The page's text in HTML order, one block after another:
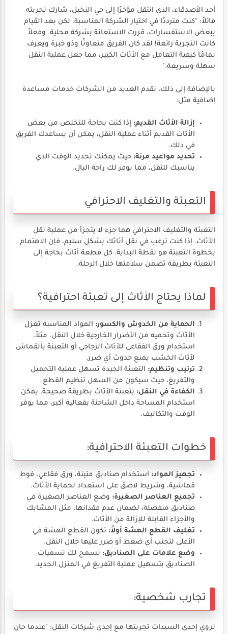
أحد الأصدقاء، الذي انتقل مؤخرًا إلى حي النخيل، شارك تجربته
قائلاً: "كنت مترددًا في اختيار الشركة المناسبة، لكن بعد القيام
ببعض الاستفسارات، قررت الاستعانة بشركة محلية. وفعلاً
كانت التجربة رائعة! لقد كان الفريق متعاونًا وذو خبرة ويعرف
تمامًا كيفية التعامل مع الأثاث الكبير، مما جعل عملية النقل
سهلة وسريعة."
بالإضافة إلى ذلك، تقدم العديد من الشركات خدمات مساعدة
إضافية مثل:
إزالة الأثاث القديم: إذا كنت بحاجة للتخلص من بعض
الأثاث القديم أثناء عملية النقل، يمكن أن يساعدك الفريق
في ذلك.
تحديد مواعيد مرنة: حيث يمكنك تحديد الوقت الذي
يناسبك للنقل، مما يوفر لك راحة البال.
التعبئة والتغليف الاحترافي
التعبئة والتغليف الاحترافي هما جزء لا يتجزأ من عملية نقل
الأثاث. إذا كنت ترغب في نقل أثاثك بشكل سليم، فإن الاهتمام
بخطوة التعبئة هو نقطة البداية. كل قطعة أثاث بحاجة إلى
التعبئة بطريقة تضمن سلامتها خلال الرحلة.
لماذا يحتاج الأثاث إلى تعبئة احترافية؟
الحماية من الخدوش والكسور: المواد المناسبة تعزل
الأثاث وتحميه من الأضرار الخارجية خلال النقل. مثلاً،
استخدام ورق الفقاعي للأثاث الزجاجي أو التعبئة بالقماش
لأثاث الخشب يمنع حدوث أي ضرر.
ترتيب وتنظيم: التعبئة الجيدة تسهل عملية التحميل
والتفريغ، حيث سيكون من السهل تنظيم القطع.
الكفاءة في النقل: بتعبئة الأثاث بطريقة صحيحة، يمكن
استخدام المساحة داخل الشاحنة بفعالية أكبر، مما يوفر
الوقت والتكاليف.
خطوات التعبئة الاحترافية:
تجهيز المواد: استخدام صناديق متينة، ورق فقاعي، فوط
قماشية، وشريط لاصق على استعداد لحماية الأثاث.
تجميع العناصر الصغيرة: وضع العناصر الصغيرة في
صناديق منفصلة، لضمان عدم فقدانها. مثل المشابك
والأجزاء القابلة للإزالة من الأثاث.
تغليف القطع الهشة أولاً: تكون القطع الهشة في
الأعلى لتجنب أي ضغط أو ضرر عليها خلال النقل.
وضع علامات على الصناديق: تسمح لك تسميات
الصناديق بتسهيل عملية التفريغ في المنزل الجديد.
تجارب شخصية:
تروي إحدى السيدات تجربتها مع إحدى شركات النقل: "عندما حان